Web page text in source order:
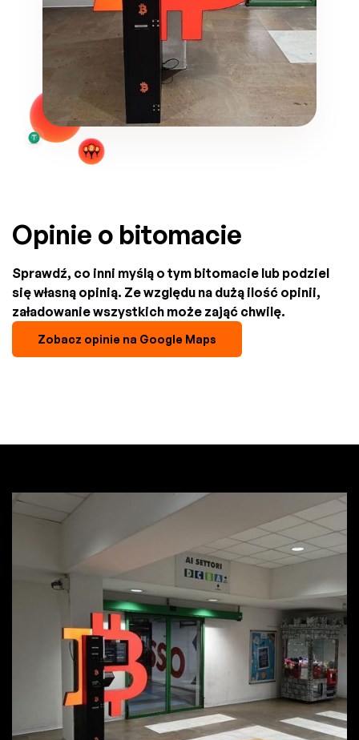
Opinie o bitomacie
Sprawdź, co inni myślą o tym bitomacie lub podziel
się własną opinią. Ze względu na dużą ilość opinii,
załadowanie wszystkich może zająć chwilę.
Zobacz opinie na Google Maps